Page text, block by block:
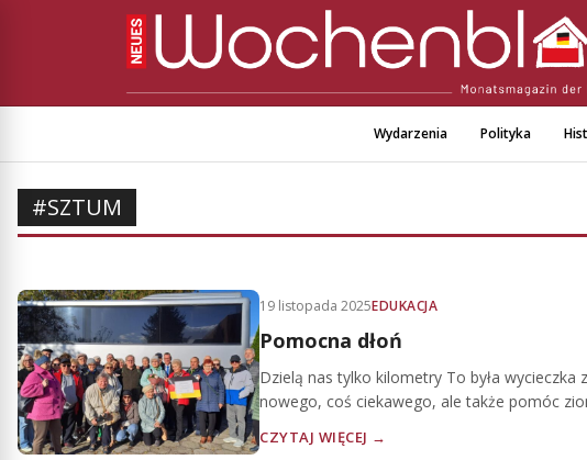
Wydarzenia Polityka
#SZTUM
19 listopada 2025EDUKACJA
Pomocna dłoń
Dzielą nas tylko kilometry To była wycieczka
nowego, coś ciekawego, ale także pomóc
CZYTAJ WIĘCEJ →